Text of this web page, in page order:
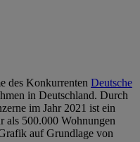
des Konkurrenten Deutsche
in Deutschland. Durch
im Jahr 2021 ist ein
als 500.000 Wohnungen
auf Grundlage von